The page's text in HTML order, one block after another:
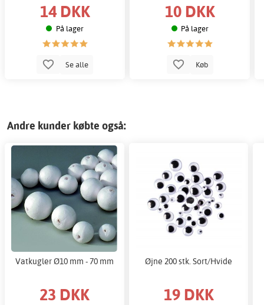
14 DKK
På lager
Se alle
10 DKK
På lager
Køb
Andre kunder købte også:
Vatkugler Ø10 mm - 70 mm
23 DKK
Øjne 200 stk. Sort/Hvide
19 DKK